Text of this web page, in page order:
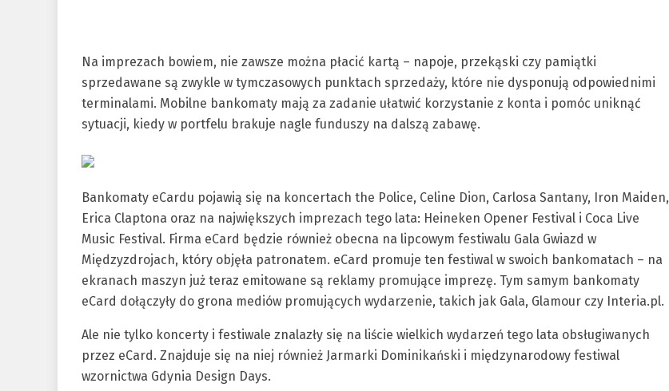
Na imprezach bowiem, nie zawsze można płacić kartą – napoje, przekąski czy pamiątki
sprzedawane są zwykle w tymczasowych punktach sprzedaży, które nie dysponują odpowiednimi
terminalami. Mobilne bankomaty mają za zadanie ułatwić korzystanie z konta i pomóc uniknąć
sytuacji, kiedy w portfelu brakuje nagle funduszy na dalszą zabawę.
Bankomaty eCardu pojawią się na koncertach the Police, Celine Dion, Carlosa Santany, Iron Maiden,
Erica Claptona oraz na największych imprezach tego lata: Heineken Opener Festival i Coca Live
Music Festival. Firma eCard będzie również obecna na lipcowym festiwalu Gala Gwiazd w
Międzyzdrojach, który objęła patronatem. eCard promuje ten festiwal w swoich bankomatach – na
ekranach maszyn już teraz emitowane są reklamy promujące imprezę. Tym samym bankomaty
eCard dołączyły do grona mediów promujących wydarzenie, takich jak Gala, Glamour czy Interia.pl.
Ale nie tylko koncerty i festiwale znalazły się na liście wielkich wydarzeń tego lata obsługiwanych
przez eCard. Znajduje się na niej również Jarmarki Dominikański i międzynarodowy festiwal
wzornictwa Gdynia Design Days.